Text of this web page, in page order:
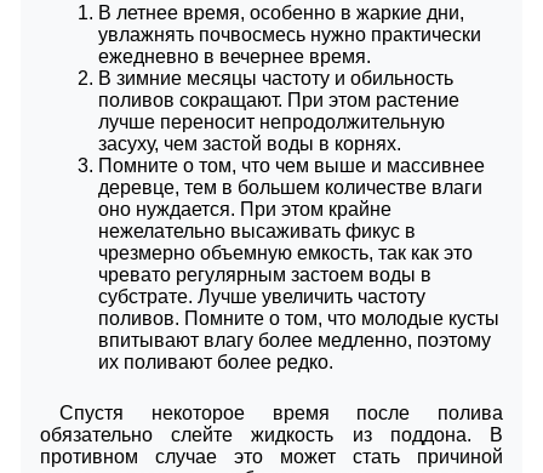
В летнее время, особенно в жаркие дни,
увлажнять почвосмесь нужно практически
ежедневно в вечернее время.
В зимние месяцы частоту и обильность
поливов сокращают. При этом растение
лучше переносит непродолжительную
засуху, чем застой воды в корнях.
Помните о том, что чем выше и массивнее
деревце, тем в большем количестве влаги
оно нуждается. При этом крайне
нежелательно высаживать фикус в
чрезмерно объемную емкость, так как это
чревато регулярным застоем воды в
субстрате. Лучше увеличить частоту
поливов. Помните о том, что молодые кусты
впитывают влагу более медленно, поэтому
их поливают более редко.
Спустя некоторое время после полива
обязательно слейте жидкость из поддона. В
противном случае это может стать причиной